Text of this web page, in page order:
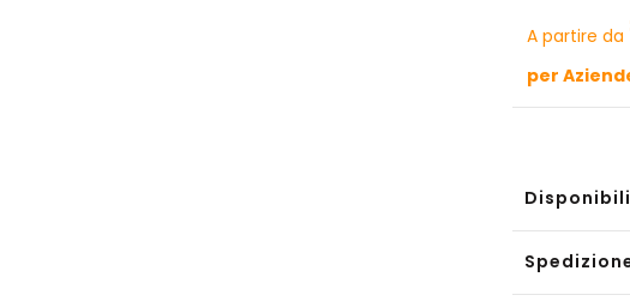
A partire da
per